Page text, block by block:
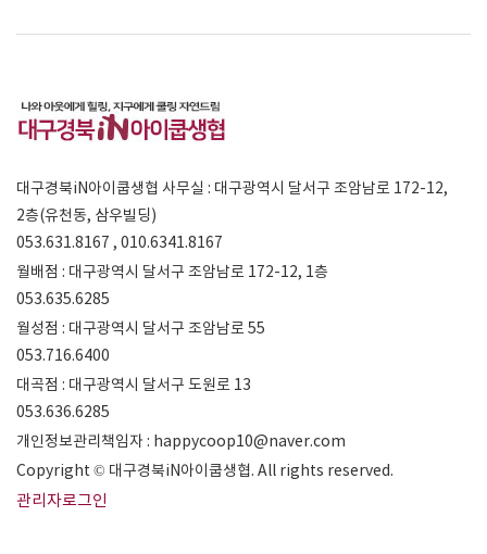
대구경북iN아이쿱생협 사무실 : 대구광역시 달서구 조암남로 172-12,
2층(유천동, 삼우빌딩)
053.631.8167 , 010.6341.8167
월배점 : 대구광역시 달서구 조암남로 172-12, 1층
053.635.6285
월성점 : 대구광역시 달서구 조암남로 55
053.716.6400
대곡점 : 대구광역시 달서구 도원로 13
053.636.6285
개인정보관리책임자 : happycoop10@naver.com
Copyright © 대구경북iN아이쿱생협. All rights reserved.
관리자로그인